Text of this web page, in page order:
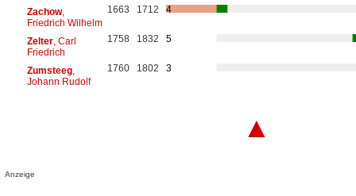
Zachow,
Friedrich Wilhelm
1663 1712 4
Zelter, Carl
Friedrich
1758 1832 5
Zumsteeg,
Johann Rudolf
1760 1802 3
▲
Anzeige